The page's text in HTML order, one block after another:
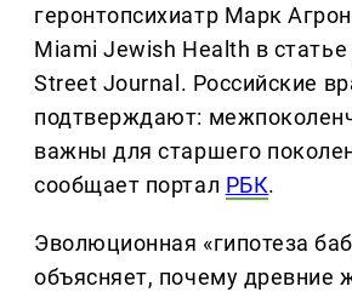
геронтопсихиатр Марк
Miami Jewish Health в статье
Street Journal. Российские
подтверждают:
важны для старшего
сообщает портал РБК.
Эволюционная «гипотеза
объясняет, почему древние